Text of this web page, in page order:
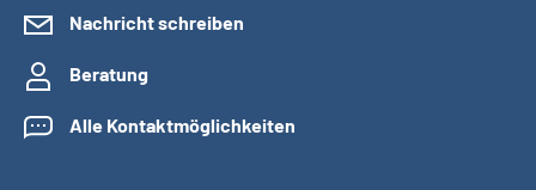
Nachricht schreiben
Beratung
Alle Kontaktmöglichkeiten